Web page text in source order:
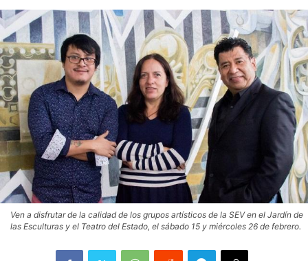
Ven a disfrutar de la calidad de los grupos artísticos de la SEV en el Jardín de
las Esculturas y el Teatro del Estado, el sábado 15 y miércoles 26 de febrero.